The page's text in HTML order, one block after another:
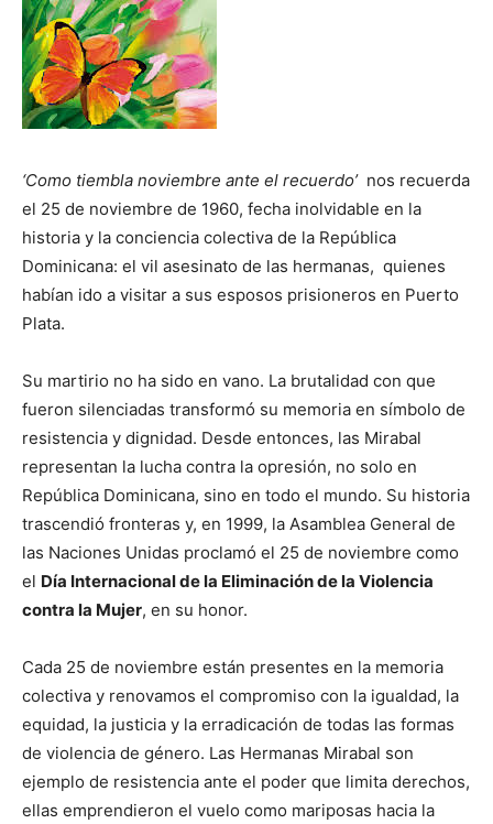
‘Como tiembla noviembre ante el recuerdo’ nos recuerda
el 25 de noviembre de 1960, fecha inolvidable en la
historia y la conciencia colectiva de la República
Dominicana: el vil asesinato de las hermanas, quienes
habían ido a visitar a sus esposos prisioneros en Puerto
Plata.
Su martirio no ha sido en vano. La brutalidad con que
fueron silenciadas transformó su memoria en símbolo de
resistencia y dignidad. Desde entonces, las Mirabal
representan la lucha contra la opresión, no solo en
República Dominicana, sino en todo el mundo. Su historia
trascendió fronteras y, en 1999, la Asamblea General de
las Naciones Unidas proclamó el 25 de noviembre como
el Día Internacional de la Eliminación de la Violencia
contra la Mujer, en su honor.
Cada 25 de noviembre están presentes en la memoria
colectiva y renovamos el compromiso con la igualdad, la
equidad, la justicia y la erradicación de todas las formas
de violencia de género. Las Hermanas Mirabal son
ejemplo de resistencia ante el poder que limita derechos,
ellas emprendieron el vuelo como mariposas hacia la